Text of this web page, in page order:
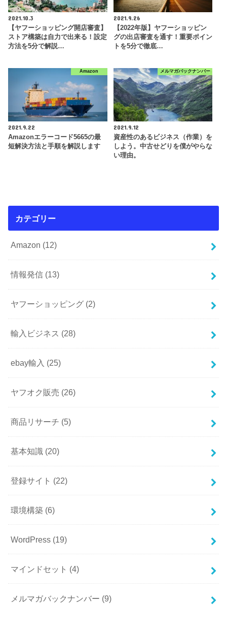
2021.10.3
【ヤフーショッピング開店審査】
ストア構築は自力で出来る！設定
方法を5分で解説…
2021.9.26
【2022年版】ヤフーショッピン
グの出店審査を通す！重要ポイン
トを5分で徹底…
Amazon
2021.9.22
Amazonエラーコード5665の最
短解決方法と手順を解説します
メルマガバックナンバー
2021.9.12
資産性のあるビジネス（作業）を
しよう。中古せどりを僕がやらな
い理由。
カテゴリー
Amazon (12)
情報発信 (13)
ヤフーショッピング (2)
輸入ビジネス (28)
ebay輸入 (25)
ヤフオク販売 (26)
商品リサーチ (5)
基本知識 (20)
登録サイト (22)
環境構築 (6)
WordPress (19)
マインドセット (4)
メルマガバックナンバー (9)